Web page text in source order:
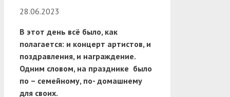
28.06.2023
В этот день всё было, как
полагается: и концерт артистов, и
поздравления, и награждение.
Одним словом, на празднике было
по – семейному, по- домашнему
для своих.